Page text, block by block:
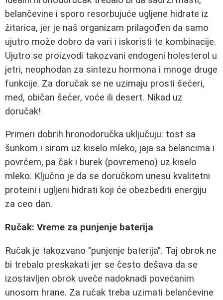
belančevine i sporo resorbujuće ugljene hidrate iz
žitarica, jer je naš organizam prilagođen da samo
ujutro može dobro da vari i iskoristi te kombinacije.
Ujutro se proizvodi takozvani endogeni holesterol u
jetri, neophodan za sintezu hormona i mnoge druge
funkcije. Za doručak se ne uzimaju prosti šećeri,
med, običan šećer, voće ili desert. Nikad uz
doručak!
Primeri dobrih hronodoručka uključuju: tost sa
šunkom i sirom uz kiselo mleko, jaja sa belancima i
povrćem, pa čak i burek (povremeno) uz kiselo
mleko. Ključno je da se doručkom unesu kvalitetni
proteini i ugljeni hidrati koji će obezbediti energiju
za ceo dan.
Ručak: Vreme za punjenje baterija
Ručak je takozvano "punjenje baterija". Taj obrok ne
bi trebalo preskakati jer se često dešava da se
izostavljen obrok uveče nadoknadi povećanim
unosom hrane. Za ručak treba uzimati belančevine